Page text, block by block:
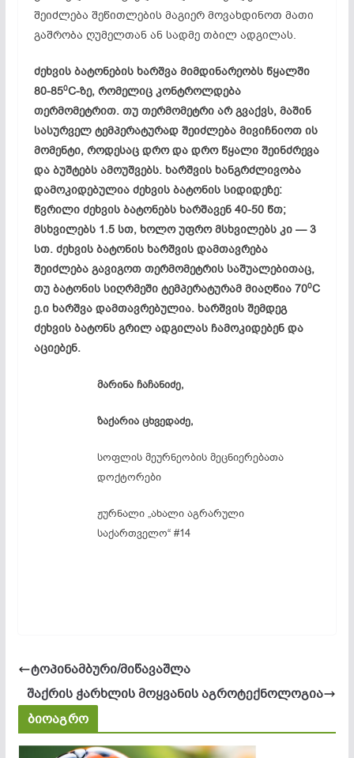
შეიძლება შეწითლების მაგიერ მოვახდინოთ მათი
გაშრობა ღუმელთან ან სადმე თბილ ადგილას.
ძეხვის ბატონების ხარშვა მიმდინარეობს წყალში
80-850C-ზე, რომელიც კონტროლდება
თერმომეტრით. თუ თერმომეტრი არ გვაქვს, მაშინ
სასურველ ტემპერატურად შეიძლება მივიჩნიოთ ის
მომენტი, როდესაც დრო და დრო წყალი შეინძრევა
და ბუშტებს ამოუშვებს. ხარშვის ხანგრძლივობა
დამოკიდებულია ძეხვის ბატონის სიდიდეზე:
წვრილი ძეხვის ბატონებს ხარშავენ 40-50 წთ;
მსხვილებს 1.5 სთ, ხოლო უფრო მსხვილებს კი — 3
სთ. ძეხვის ბატონის ხარშვის დამთავრება
შეიძლება გავიგოთ თერმომეტრის საშუალებითაც,
თუ ბატონის სიღრმეში ტემპერატურამ მიაღწია 700C
ე.ი ხარშვა დამთავრებულია. ხარშვის შემდეგ
ძეხვის ბატონს გრილ ადგილას ჩამოკიდებენ და
აციებენ.
მარინა ჩაჩანიძე,
ზაქარია ცხვედაძე,
სოფლის მეურნეობის მეცნიერებათა
დოქტორები
ჟურნალი „ახალი აგრარული
საქართველო“ #14
ტოპინამბური/მიწავაშლა
შაქრის ჭარხლის მოყვანის აგროტექნოლოგია
ბიოაგრო